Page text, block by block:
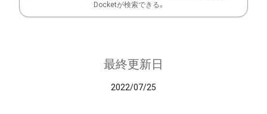
Docketが検索できる。
最終更新日
2022/07/25